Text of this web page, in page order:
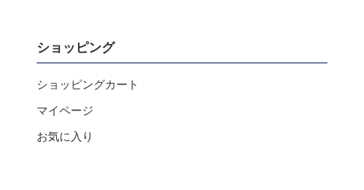
ショッピング
ショッピングカート
マイページ
お気に入り